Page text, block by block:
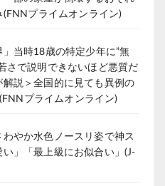
プライムオンライン)
」当時18歳の特定少年に”無
さで説明できないほど悪質だ
説＞全国的に見ても異例の
プライムオンライン)
やか水色ノースリ姿で神ス
」「最上級にお似合い」(J-